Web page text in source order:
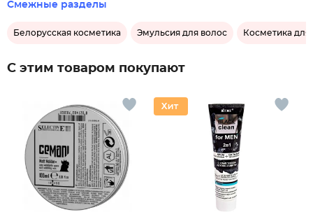
Смежные разделы
Белорусская косметика Эмульсия для волос Косметика
С этим товаром покупают